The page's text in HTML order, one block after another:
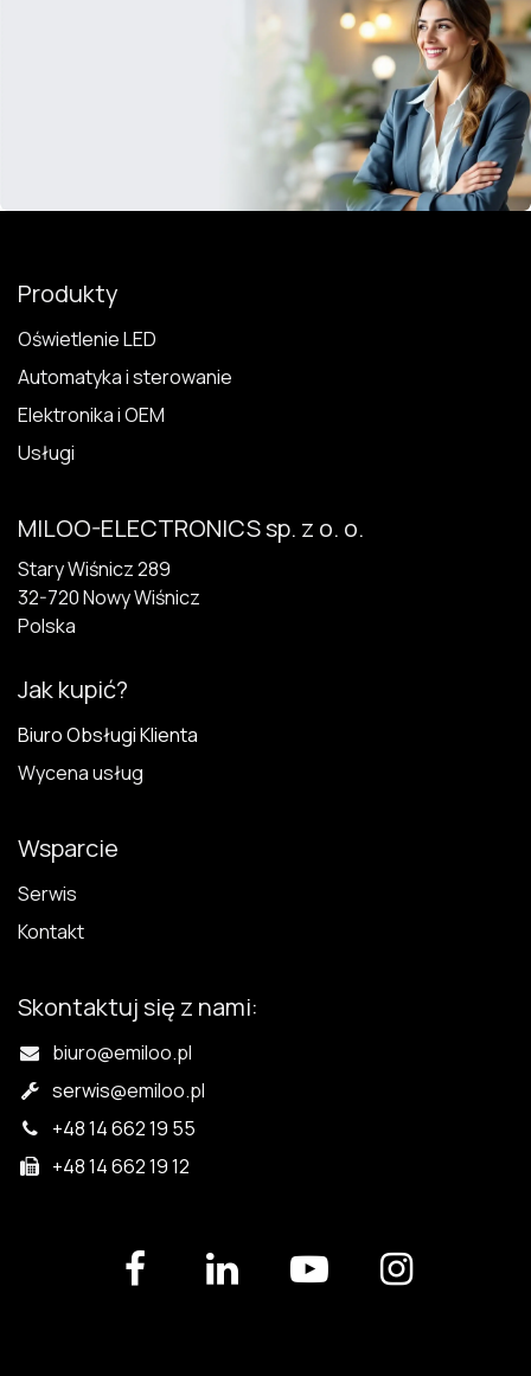
Produkty
Oświetlenie LED
Automatyka i sterowanie
Elektronika i OEM
Usługi
MILOO-ELECTRONICS sp. z o. o.
Stary Wiśnicz 289
32-720 N​owy Wiśnicz
Polska
Jak kupić?
Biuro Obsługi Klienta
Wycena usług
Wsparcie
Serwis
Kontakt
Skontaktuj się z nami:
biuro@emiloo.pl
serwis@emiloo.pl
+48 14 662 19 55
+48 14 662 19 12